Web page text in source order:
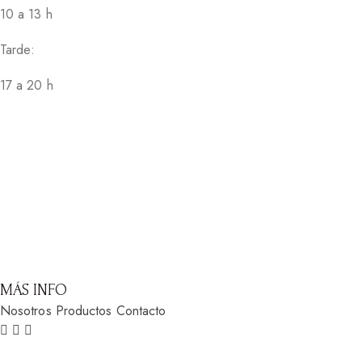
10 a 13 h
Tarde:
17 a 20 h
MÁS INFO
Nosotros Productos Contacto